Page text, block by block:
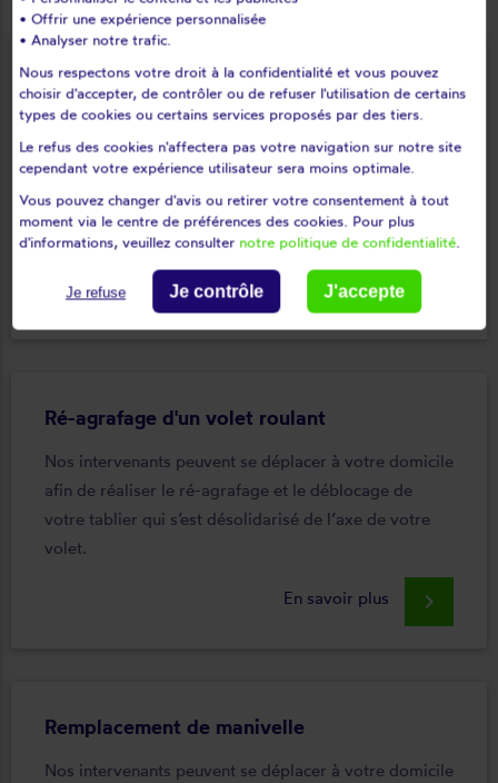
Déblocage d'un volet roulant
Votre volet roulant est bloqué et vous ne pouvez plus
l’ouvrir ni le fermer ? Nos intervenants peuvent se
déplacer chez vous afin de débloquer le mécanisme
de votre volet roulant.
En savoir plus
Ré-agrafage d'un volet roulant
Nos intervenants peuvent se déplacer à votre domicile
afin de réaliser le ré-agrafage et le déblocage de
votre tablier qui s’est désolidarisé de l’axe de votre
volet.
En savoir plus keyboard_arrow_right
Remplacement de manivelle
Nos intervenants peuvent se déplacer à votre domicile
• Offrir une expérience personnalisée
• Analyser notre trafic.
Nous respectons votre droit à la confidentialité et vous pouvez
choisir d'accepter, de contrôler ou de refuser l'utilisation de certains
types de cookies ou certains services proposés par des tiers.
Le refus des cookies n'affectera pas votre navigation sur notre site
cependant votre expérience utilisateur sera moins optimale.
Vous pouvez changer d'avis ou retirer votre consentement à tout
moment via le centre de préférences des cookies. Pour plus
d'informations, veuillez consulter notre politique de confidentialité.
Je refuse Je contrôle J'accepte